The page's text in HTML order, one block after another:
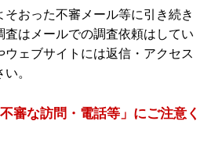
おった不審メール等に引き続き
査はメールでの調査依頼はしてい
ウェブサイトには返信・アクセス
。
審な訪問・電話等」にご注意く